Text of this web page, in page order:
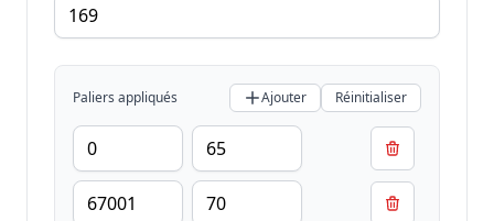
Paliers appliqués Ajouter Réinitialiser